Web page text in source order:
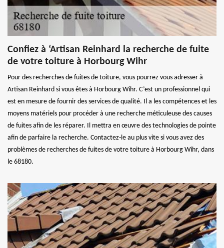
Confiez à ‘Artisan Reinhard la recherche de fuite
de votre toiture à Horbourg Wihr
Pour des recherches de fuites de toiture, vous pourrez vous adresser à
Artisan Reinhard si vous êtes à Horbourg Wihr. C’est un professionnel qui
est en mesure de fournir des services de qualité. Il a les compétences et les
moyens matériels pour procéder à une recherche méticuleuse des causes
de fuites afin de les réparer. Il mettra en œuvre des technologies de pointe
afin de parfaire la recherche. Contactez-le au plus vite si vous avez des
problèmes de recherches de fuites de votre toiture à Horbourg Wihr, dans
le 68180.